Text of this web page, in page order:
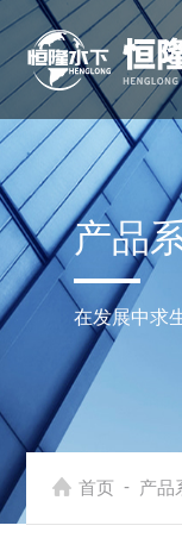
产品
在发展中求
首页 - 产品